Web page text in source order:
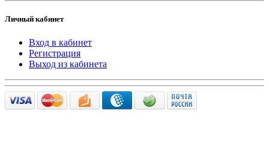
Личный кабинет
Вход в кабинет
Регистрация
Выход из кабинета